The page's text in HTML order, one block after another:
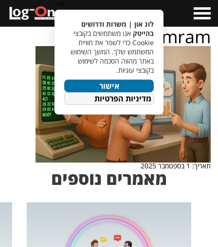
Menu
Mamram
תאריך: 1 בספטמבר 2025
מאמרים נוספים
לוג און | משרות ודרושים
בהייטק אנו משתמשים בקובצי
Cookie כדי לשפר את חוויית
המשתמש שלך. המשך השימוש
באתר מהווה הסכמה לשימוש
בקובצי עוגיות.
אישור
מדיניות הפרטיות